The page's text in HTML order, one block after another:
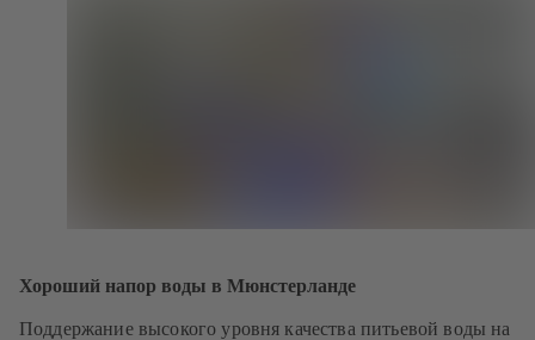
Хороший напор воды в Мюнстерланде
Поддержание высокого уровня качества питьевой воды на